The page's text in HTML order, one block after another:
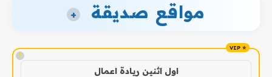
مواقع صديقة +
!
اول اثنين ريادة اعمال